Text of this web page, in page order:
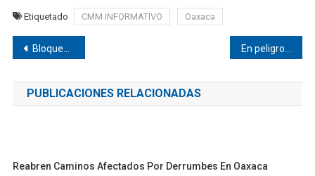
Etiquetado CMM INFORMATIVO Oaxaca
Navegación
de
entradas
Bloquean por enésima ocasión en el retén de Pinotepa En peligro de extinción boleros en Pinotepa
PUBLICACIONES RELACIONADAS
Reabren Caminos Afectados Por Derrumbes En Oaxaca